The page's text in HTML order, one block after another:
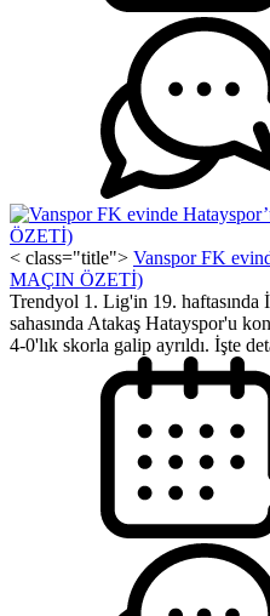
< class="title"> Vanspor FK
MAÇIN ÖZETİ)
Trendyol 1. Lig'in 19. haftasında
sahasında Atakaş Hatayspor'u
4-0'lık skorla galip ayrıldı. İşte